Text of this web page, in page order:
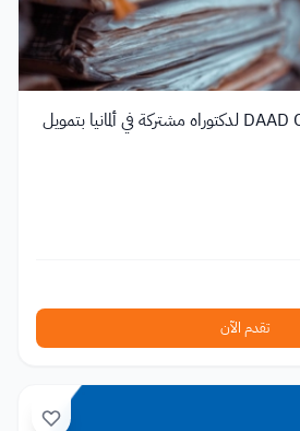
منحة DAAD Cotutelle 2026 لدكتوراه مشتركة في ألمانيا بتمويل
تقدم الآن